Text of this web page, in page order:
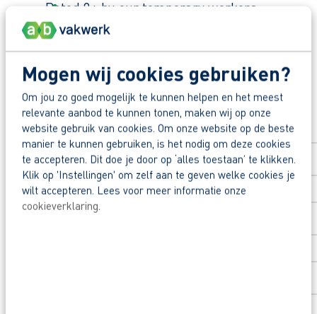
Mogen wij cookies gebruiken?
Om jou zo goed mogelijk te kunnen helpen en het meest
relevante aanbod te kunnen tonen, maken wij op onze
website gebruik van cookies. Om onze website op de beste
manier te kunnen gebruiken, is het nodig om deze cookies
te accepteren. Dit doe je door op ‘alles toestaan’ te klikken.
Klik op 'Instellingen' om zelf aan te geven welke cookies je
wilt accepteren. Lees voor meer informatie onze
cookieverklaring.
Rated 9+ by our temporary workers.
Training voucher worth € 1,000.00 for a
Do you have any questions first? Call, app or
Deel deze vacature:
Solliciteer direct
Voornaam*
Achternaam*